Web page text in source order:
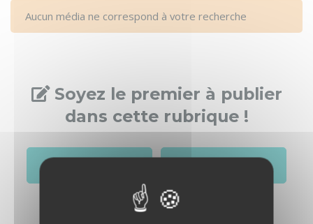
Aucun média ne correspond à votre recherche
Soyez le premier à publier
dans cette rubrique !
Créer un compte